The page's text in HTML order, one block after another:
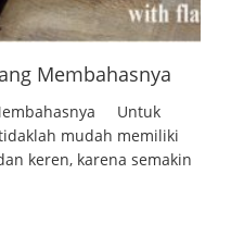
Membahasnya
Untuk
mudah memiliki
keren, karena semakin